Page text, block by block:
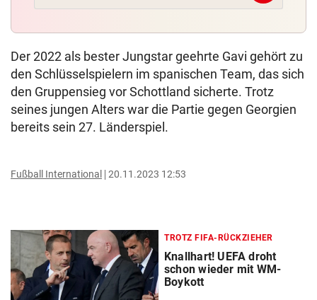
Der 2022 als bester Jungstar geehrte Gavi gehört zu
den Schlüsselspielern im spanischen Team, das sich
den Gruppensieg vor Schottland sicherte. Trotz
seines jungen Alters war die Partie gegen Georgien
bereits sein 27. Länderspiel.
Fußball International 20.11.2023 12:53
TROTZ FIFA-RÜCKZIEHER
Knallhart! UEFA droht
schon wieder mit WM-
Boykott